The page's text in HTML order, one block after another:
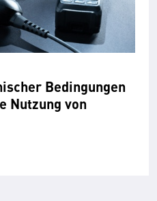
Bedingungen
Nutzung von